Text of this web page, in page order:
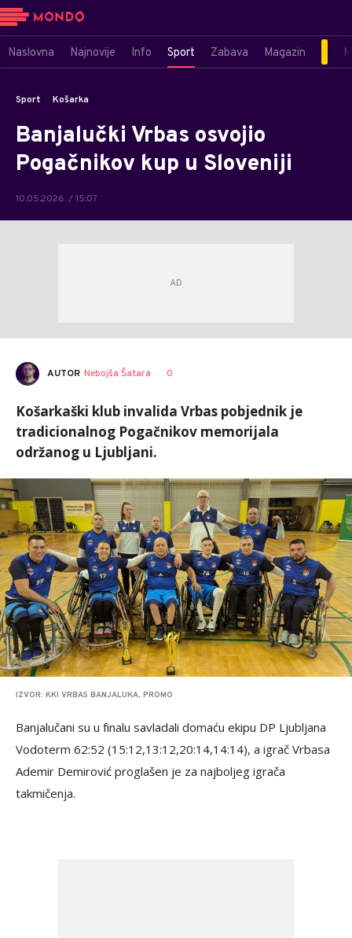
Naslovna Najnovije Info Sport Zabava Magazin
Sport Košarka
Banjalučki Vrbas osvojio
Pogačnikov kup u Sloveniji
10.05.2026. / 15:07
AUTOR Nebojša Šatara 0
Košarkaški klub invalida Vrbas pobjednik je
tradicionalnog Pogačnikov memorijala
održanog u Ljubljani.
IZVOR: KKI VRBAS BANJALUKA, PROMO
Banjalučani su u finalu savladali domaću ekipu DP Ljubljana
Vodoterm 62:52 (15:12,13:12,20:14,14:14), a igrač Vrbasa
Ademir Demirović proglašen je za najboljeg igrača
takmičenja.